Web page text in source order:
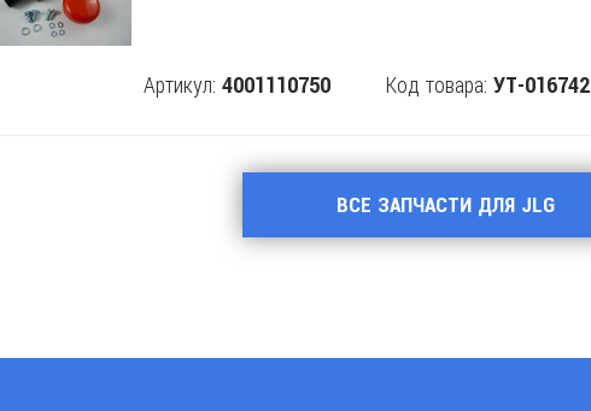
Артикул: 4001110750 Код товара: УТ-016742
Поделится
ВСЕ ЗАПЧАСТИ ДЛЯ JLG